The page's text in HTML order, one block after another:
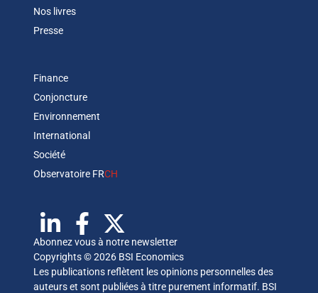
Nos livres
Presse
Finance
Conjoncture
Environnement
International
Société
Observatoire FRCH
Abonnez vous à notre newsletter
Copyrights © 2026 BSI Economics
Les publications reflètent les opinions personnelles des
auteurs et sont publiées à titre purement informatif. BSI